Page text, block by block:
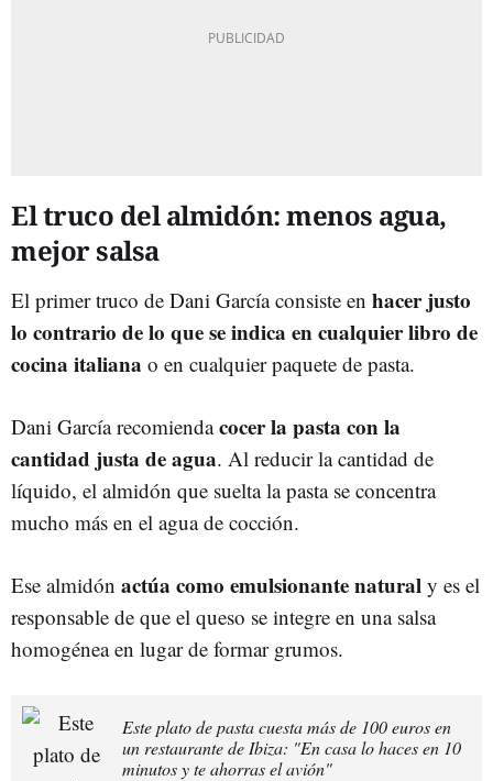
El truco del almidón: menos agua,
mejor salsa
El primer truco de Dani García consiste en hacer justo
lo contrario de lo que se indica en cualquier libro de
cocina italiana o en cualquier paquete de pasta.
Dani García recomiendacocer la pasta con la
cantidad justa de agua. Al reducir la cantidad de
líquido, el almidón que suelta la pasta se concentra
mucho más en el agua de cocción.
Ese almidón actúa como emulsionante natural y es el
responsable de que el queso se integre en una salsa
homogénea en lugar de formar grumos.
Este plato de pasta cuesta más de 100 euros en
un restaurante de Ibiza: "En casa lo haces en 10
minutos y te ahorras el avión"